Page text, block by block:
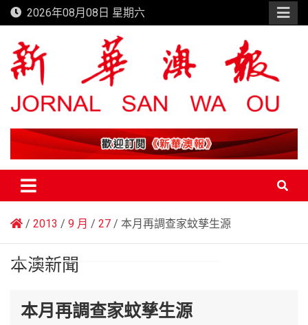
Skip
to
content
2026年08月08日 星期六
新華澳報
2013 9 月 27 本月再調查家蚊孳生源
本澳新聞
本月再調查家蚊孳生源